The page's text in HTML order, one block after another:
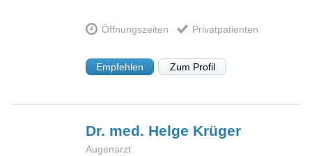
Öffnungszeiten Privatpatienten
Empfehlen Zum Profil
Dr. med. Helge Krüger
Augenarzt